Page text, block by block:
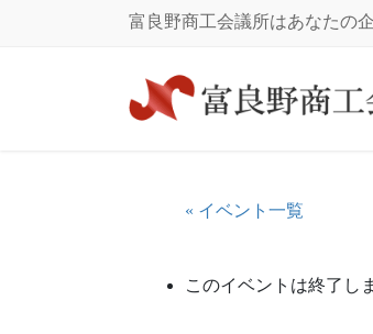
富良野商工会議所はあなたの
« イベント一覧
このイベントは終了し